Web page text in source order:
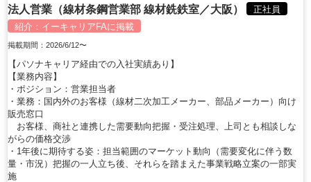
法人営業（線材条鋼営業部 線材銑鉄室／大阪）
正社員
紹介： イーキャリアFAに掲載
掲載期間：2026/6/12〜
【パソナキャリア経由での入社実績あり】
【業務内容】
・ポジション：営業担当者
・業務：国内外のお客様（線材二次加工メーカー、部品メーカー）向け
販売窓口
お客様、商社と連携した需要動向把握・受注処理、上司とも相談しな
がらの価格交渉
・1年後に期待する姿：担当範囲のマーケット動向（需要変化に伴う数
量・市況）把握の一人立ち後、それらを踏まえた事業戦略立案の一部実
施